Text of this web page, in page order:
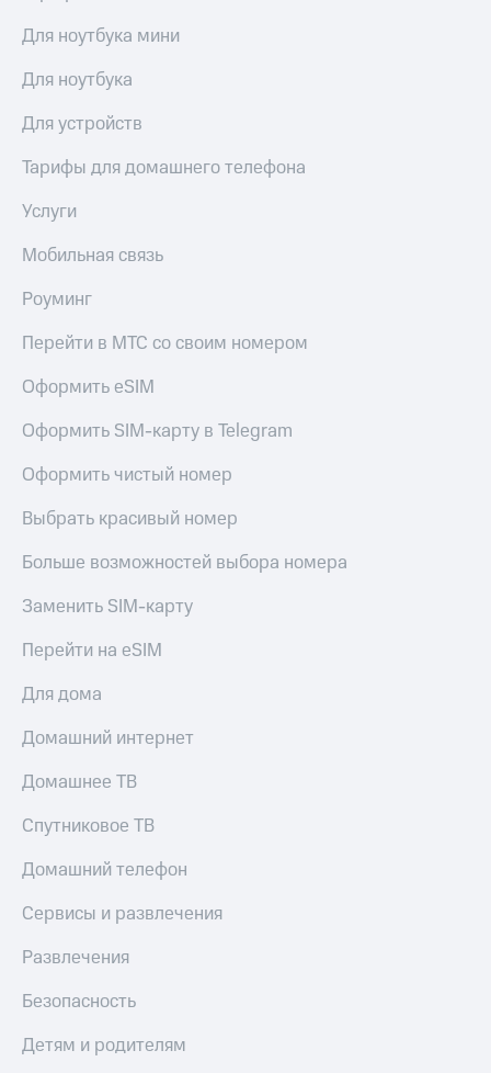
Для ноутбука мини
Для ноутбука
Для устройств
Тарифы для домашнего телефона
Услуги
Мобильная связь
Роуминг
Перейти в МТС со своим номером
Оформить eSIM
Оформить SIM-карту в Telegram
Оформить чистый номер
Выбрать красивый номер
Больше возможностей выбора номера
Заменить SIM-карту
Перейти на eSIM
Для дома
Домашний интернет
Домашнее ТВ
Спутниковое ТВ
Домашний телефон
Сервисы и развлечения
Развлечения
Безопасность
Детям и родителям